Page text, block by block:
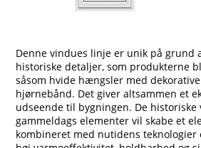
Denne vindues linje er unik på grund
historiske detaljer, som produkterne
såsom hvide hængsler med
hjørnebånd. Det giver altsammen et
udseende til bygningen. De historiske
gammeldags elementer vil skabe et
kombineret med nutidens teknologier